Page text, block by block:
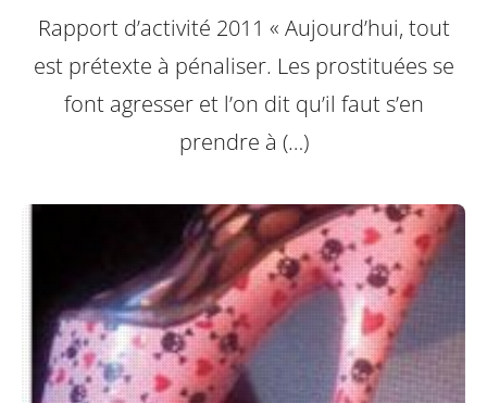
Rapport d’activité 2011 « Aujourd’hui, tout
est prétexte à pénaliser. Les prostituées se
font agresser et l’on dit qu’il faut s’en
prendre à (…)